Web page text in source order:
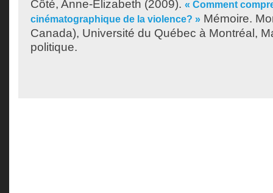
Côté, Anne-Élizabeth (2009). « Comment
cinématographique de la violence? » Mémoire.
Canada), Université du Québec à Montréal,
politique.